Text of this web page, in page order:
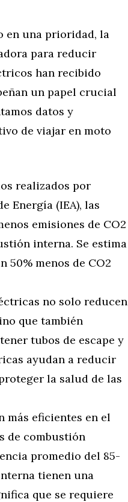
en una prioridad, la
para reducir
han recibido
un papel crucial
datos y
de viajar en moto
realizados por
Energía (IEA), las
emisiones de CO2
interna. Se estima
50% menos de CO2
no solo reducen
que también
tubos de escape y
ayudan a reducir
la salud de las
más eficientes en el
de combustión
promedio del 85-
tienen una
que se requiere